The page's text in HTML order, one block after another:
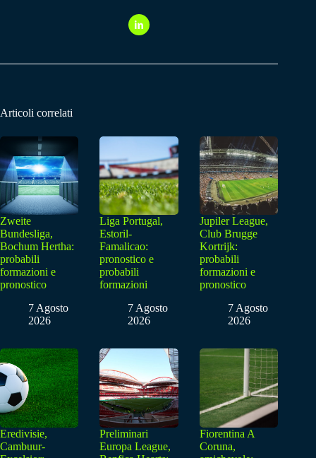
Articoli correlati
Zweite
Bundesliga,
Bochum Hertha:
probabili
formazioni e
pronostico
7 Agosto
2026
Liga Portugal,
Estoril-
Famalicao:
pronostico e
probabili
formazioni
7 Agosto
2026
Jupiler League,
Club Brugge
Kortrijk:
probabili
formazioni e
pronostico
7 Agosto
2026
Eredivisie,
Cambuur-
Preliminari
Europa League,
Fiorentina A
Coruna,